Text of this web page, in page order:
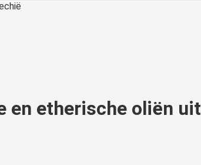
en etherische oliën uit